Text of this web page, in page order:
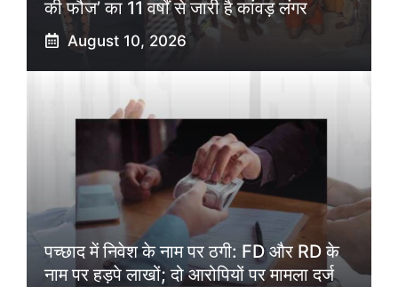
की फौज’ का 11 वर्षों से जारी है कांवड़ लंगर
August 10, 2026
पच्छाद में निवेश के नाम पर ठगी: FD और RD के
नाम पर हड़पे लाखों; दो आरोपियों पर मामला दर्ज